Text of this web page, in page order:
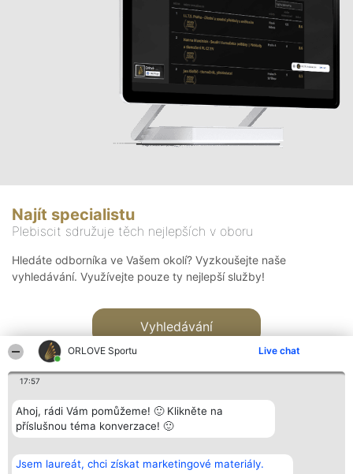
ORLOVE Sportu Live chat
17:57
Ahoj, rádi Vám pomůžeme! 🙂 Klikněte na
příslušnou téma konverzace! 🙂
Jsem laureát, chci získat marketingové materiály.
Najít specialistu
Plebiscit sdružuje těch nejlepších v oboru
Hledáte odborníka ve Vašem okolí? Vyzkoušejte naše
vyhledávání. Využívejte pouze ty nejlepší služby!
Vyhledávání
Bright Side Solutions sp. z o.
o. sp. k.
Vítězové
Seznam všech
Kontakt